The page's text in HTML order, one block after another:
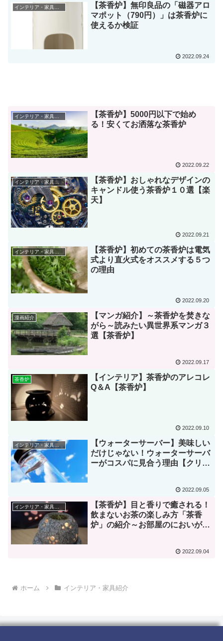
インテリア・家具紹介
【茶香炉】無印良品の「磁器アロ
マポット（790円）」は茶香炉に
使えるか検証
2022.09.24
インテリア・家具紹介
【茶香炉】5000円以下で始め
る！安くてお洒落な茶香炉
2022.09.22
インテリア・家具紹介
【茶香炉】おしゃれなデザインの
キャンドル使う茶香炉１０選【楽
天】
2022.09.21
インテリア・家具紹介
【茶香炉】初めての茶香炉は電気
式より直火式をオススメする５つ
の理由
2022.09.20
漫画紹介
【マンガ紹介】～茶香炉を焚きな
がら～読みたい異世界系マンガ３
選【茶香炉】
2022.09.17
茶香炉
【インテリア】茶香炉のアレコレ
Q＆A【茶香炉】
2022.09.10
インテリア・家具紹介
【ウォーターサーバー】美味しい
だけじゃない！ウォーターサーバ
ーがコスパに見合う理由【クリク
2022.09.05
インテリア・家具紹介
【茶香炉】目と香りで癒される！
飲まないお茶の楽しみ方「茶香
炉」の紹介～お部屋のにおいが気
2022.09.04
ホーム インテリア・家具紹介